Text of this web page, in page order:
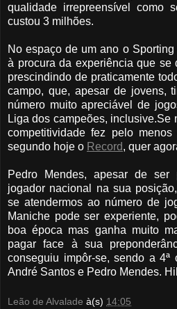
qualidade irrepreensível como
custou 3 milhões.
No espaço de um ano o
à procura da experiência que
prescindindo de praticamente
campo, que, apesar de jovens,
número muito apreciável de
Liga dos campeões, inclusive.Se
competitividade fez pelo
segundo hoje o Record, quer
Pedro Mendes, apesar de ser
jogador nacional na sua
se atendermos ao número de
Maniche pode ser experiente,
boa época mas ganha muito
pagar face à sua
conseguiu impôr-se, sendo a 4ª
André Santos e Pedro Mendes.
Leão de Alvalade à(s) 14:05